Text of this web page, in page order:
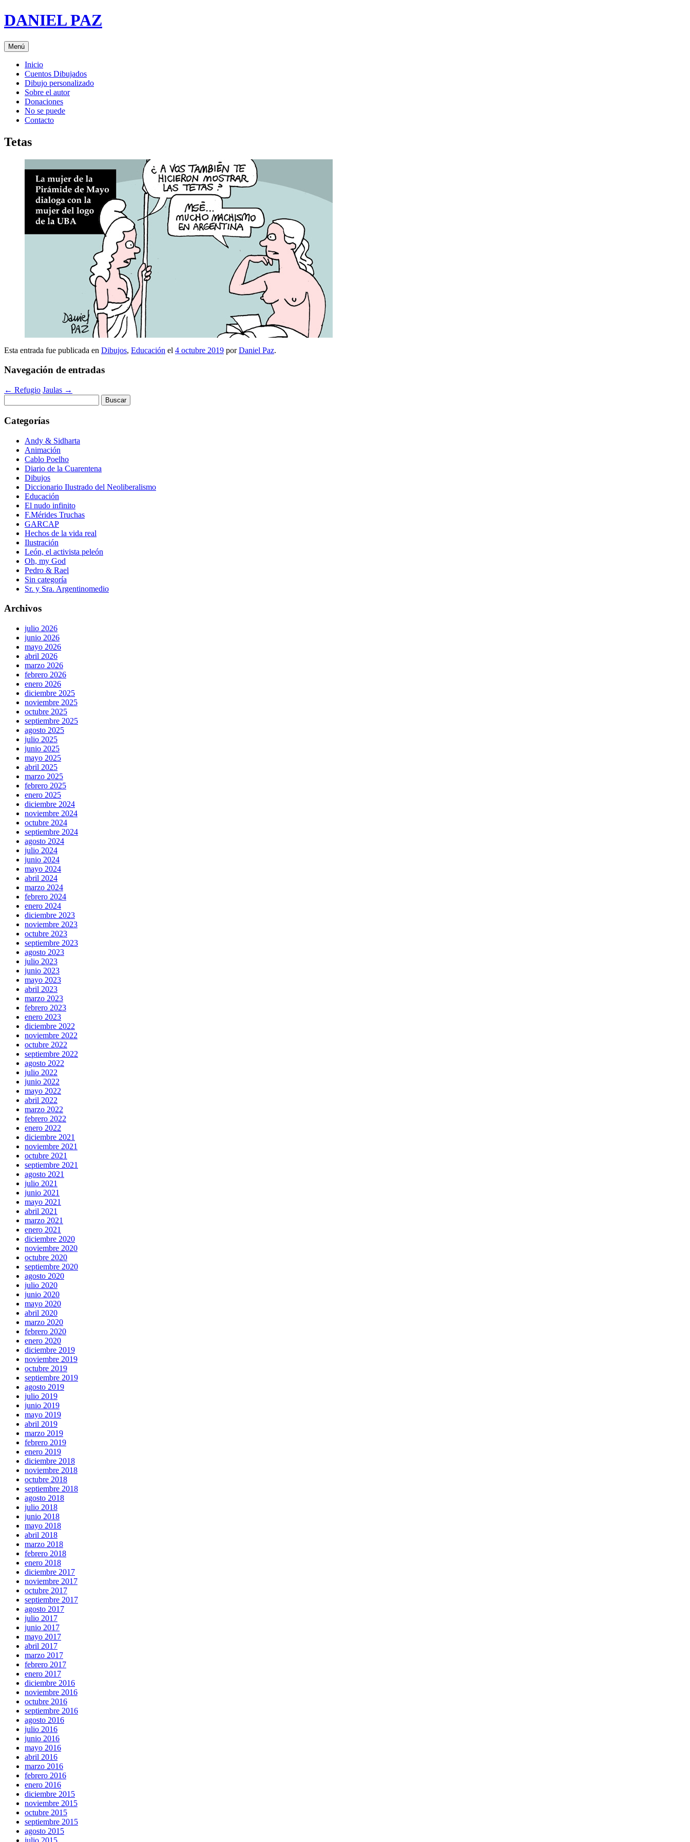
Saltar
al
DANIEL PAZ
Menú
Inicio
Cuentos Dibujados
Dibujo personalizado
Sobre el autor
Donaciones
No se puede
Contacto
Tetas
Esta entrada fue publicada en Dibujos, Educación el 4 octubre 2019 porDaniel Paz.
Navegación de entradas
← Refugio Jaulas →
Categorías
Andy & Sidharta
Animación
Cablo Poelho
Diario de la Cuarentena
Dibujos
Diccionario Ilustrado del Neoliberalismo
Educación
El nudo infinito
F.Mérides Truchas
GARCAP
Hechos de la vida real
Ilustración
León, el activista peleón
Oh, my God
Pedro & Rael
Sin categoría
Sr. y Sra. Argentinomedio
Archivos
julio 2026
junio 2026
mayo 2026
abril 2026
marzo 2026
febrero 2026
enero 2026
diciembre 2025
noviembre 2025
octubre 2025
septiembre 2025
agosto 2025
julio 2025
junio 2025
mayo 2025
abril 2025
marzo 2025
febrero 2025
enero 2025
diciembre 2024
noviembre 2024
octubre 2024
septiembre 2024
agosto 2024
julio 2024
junio 2024
mayo 2024
abril 2024
marzo 2024
febrero 2024
enero 2024
diciembre 2023
noviembre 2023
octubre 2023
septiembre 2023
agosto 2023
julio 2023
junio 2023
mayo 2023
abril 2023
marzo 2023
febrero 2023
enero 2023
diciembre 2022
noviembre 2022
octubre 2022
septiembre 2022
agosto 2022
julio 2022
junio 2022
mayo 2022
abril 2022
marzo 2022
febrero 2022
enero 2022
diciembre 2021
noviembre 2021
octubre 2021
septiembre 2021
agosto 2021
julio 2021
junio 2021
mayo 2021
abril 2021
marzo 2021
enero 2021
diciembre 2020
noviembre 2020
octubre 2020
septiembre 2020
agosto 2020
julio 2020
junio 2020
mayo 2020
abril 2020
marzo 2020
febrero 2020
enero 2020
diciembre 2019
noviembre 2019
octubre 2019
septiembre 2019
agosto 2019
julio 2019
junio 2019
mayo 2019
abril 2019
marzo 2019
febrero 2019
enero 2019
diciembre 2018
noviembre 2018
octubre 2018
septiembre 2018
agosto 2018
julio 2018
junio 2018
mayo 2018
abril 2018
marzo 2018
febrero 2018
enero 2018
diciembre 2017
noviembre 2017
octubre 2017
septiembre 2017
agosto 2017
julio 2017
junio 2017
mayo 2017
abril 2017
marzo 2017
febrero 2017
enero 2017
diciembre 2016
noviembre 2016
octubre 2016
septiembre 2016
agosto 2016
julio 2016
junio 2016
mayo 2016
abril 2016
marzo 2016
febrero 2016
enero 2016
diciembre 2015
noviembre 2015
octubre 2015
septiembre 2015
agosto 2015
julio 2015